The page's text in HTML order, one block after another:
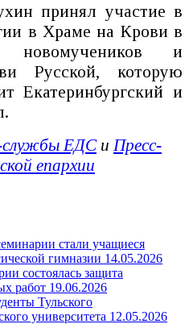
принял участие в
в Храме на Крови в
новомучеников и
Русской, которую
Екатеринбургский и
службы ЕДСи Пресс-
епархии
стали учащиеся
гимназии 14.05.2026
состоялась защита
работ 19.06.2026
Тульского
университета 12.05.2026